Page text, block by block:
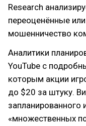
Research
переоценённые
мошенничество
Аналитики
YouTube с
которым акции
до $20 за штуку.
запланированного
«множественных